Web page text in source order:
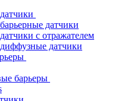
датчики
с отражателем
датчики
барьеры